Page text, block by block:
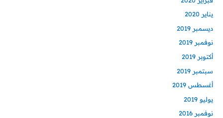
يناير 2020
ديسمبر 2019
نوفمبر 2019
أكتوبر 2019
سبتمبر 2019
أغسطس 2019
يوليو 2019
نوفمبر 2016